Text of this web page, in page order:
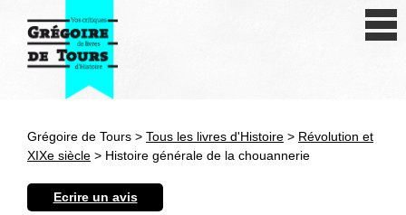
Antiquité
Grégoire de Tours > Tous les livres d'Histoire > Révolution et
XIXe siècle > Histoire générale de la chouannerie
Ecrire un avis